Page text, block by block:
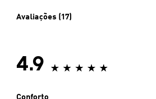
Avaliações (17)
4.9